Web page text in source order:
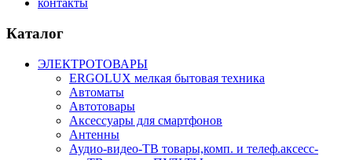
контакты
Каталог
ЭЛЕКТРОТОВАРЫ
ERGOLUX мелкая бытовая техника
Автоматы
Автотовары
Аксессуары для смартфонов
Антенны
Аудио-видео-ТВ товары,комп. и телеф.аксесс-